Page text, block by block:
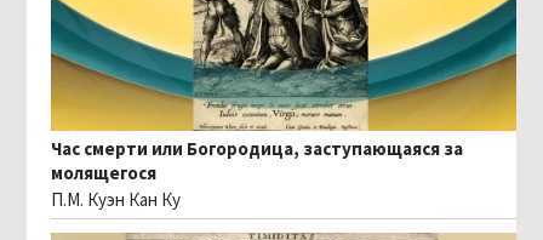
Час смерти или Богородица, заступающаяся за
молящегося
П.М. Куэн Кан Ку